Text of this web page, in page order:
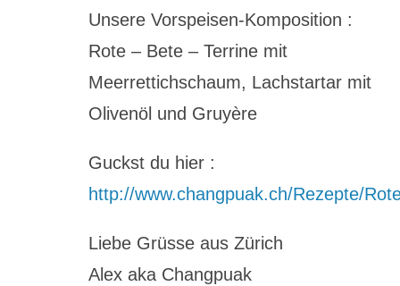
Unsere Vorspeisen-Komposition :
Rote – Bete – Terrine mit
Meerrettichschaum, Lachstartar mit
Olivenöl und Gruyère
Guckst du hier :
http://www.changpuak.ch/Rezepte/
Liebe Grüsse aus Zürich
Alex aka Changpuak